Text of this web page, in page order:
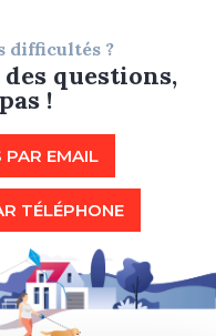
difficultés ?
questions,
!
PAR EMAIL
TÉLÉPHONE